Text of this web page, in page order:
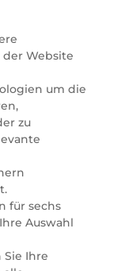
Sie ganz
direkt nach
liefern.
gegründet
Mit rund 80
sind wir
in
nach
und
finden Sie bei
höherschlagen
auf viele
beruhigenden
Website
um die
zu
für sechs
Auswahl
Sie Ihre